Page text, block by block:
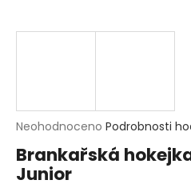
Průměrné
produktu
je
Neohodnoceno Podrobnosti
Brankařská hokejka
Junior
D
o
p
o
r